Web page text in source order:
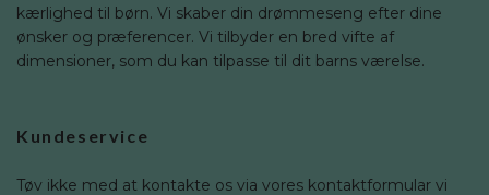
kærlighed til børn. Vi skaber din drømmeseng efter dine
ønsker og præferencer. Vi tilbyder en bred vifte af
dimensioner, som du kan tilpasse til dit barns værelse.
Kundeservice
Tøv ikke med at kontakte os via vores kontaktformular vi